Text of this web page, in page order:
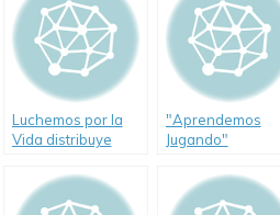
Luchemos por la
Vida distribuye
"Aprendemos
Jugando"
Educación Vial del
Gobierno de la